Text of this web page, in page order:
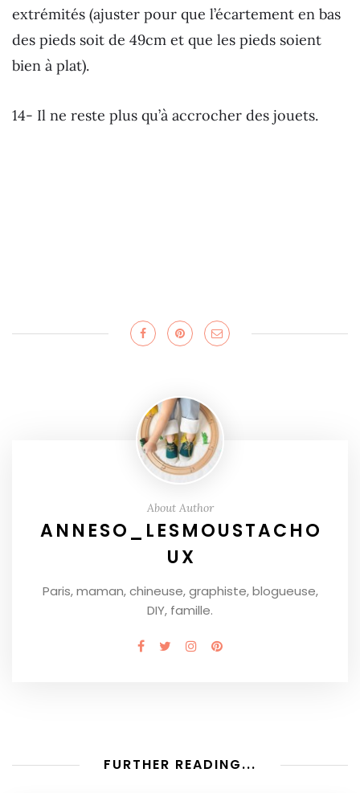
extrémités (ajuster pour que l’écartement en bas
des pieds soit de 49cm et que les pieds soient
bien à plat).
14- Il ne reste plus qu’à accrocher des jouets.
About Author
ANNESO_LESMOUSTACHO
UX
Paris, maman, chineuse, graphiste, blogueuse,
DIY, famille.
FURTHER READING...